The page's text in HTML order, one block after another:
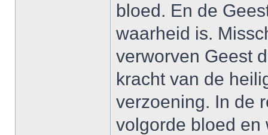
bloed. En de
waarheid is.
verworven Geest
kracht van de
verzoening. In de
volgorde bloed en